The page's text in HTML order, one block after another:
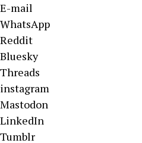
E-mail
WhatsApp
Reddit
Bluesky
Threads
instagram
Mastodon
LinkedIn
Tumblr